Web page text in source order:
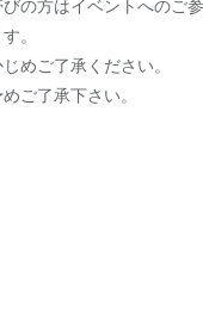
の方はイベントへのご
。
めご了承ください。
ご了承下さい。